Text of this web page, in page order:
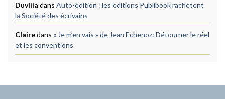
Duvilla dans Auto-édition : les éditions Publibook rachètent
la Société des écrivains
Clairedans « Je m’en vais » de Jean Echenoz: Détourner le réel
et les conventions